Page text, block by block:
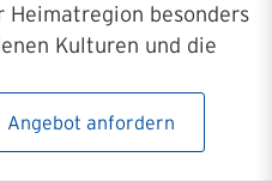
Heimatregion besonders
Kulturen und die
Angebot anfordern